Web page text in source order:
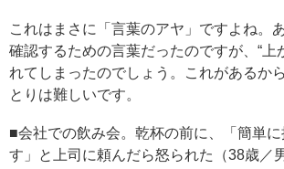
これはまさに「言葉のアヤ」ですよね。
確認するための言葉だったのですが、“上
れてしまったのでしょう。これがあるか
とりは難しいです。
■会社での飲み会。乾杯の前に、「簡単に
す」と上司に頼んだら怒られた（38歳／